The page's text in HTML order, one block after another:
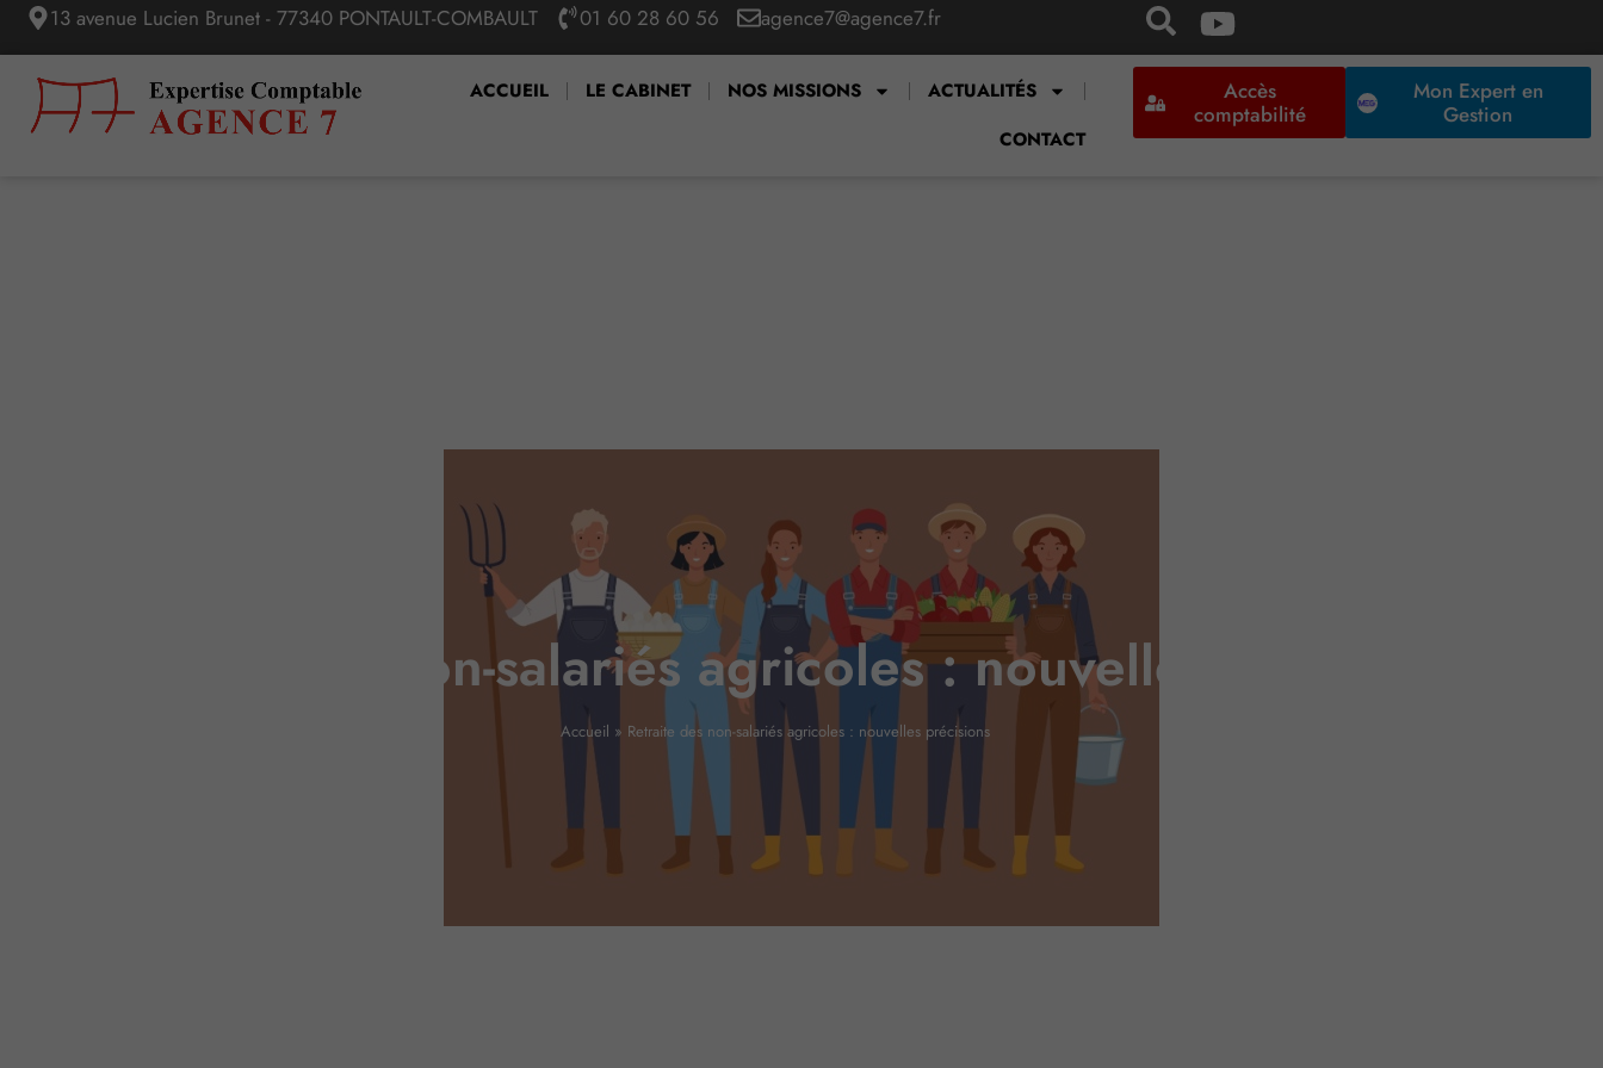
13 avenue Lucien Brunet - 77340 PONTAULT-COMBAULT 01 60 28 60 56 agence7@agence7.fr
ACCUEIL LE CABINET NOS MISSIONS
ACTUALITÉS
CONTACT
Accès
comptabilité
Mon Expert en
Gestion
Retraite des non-salariés agricoles : nouvelles précisions
Accueil » Retraite des non-salariés agricoles : nouvelles précisions